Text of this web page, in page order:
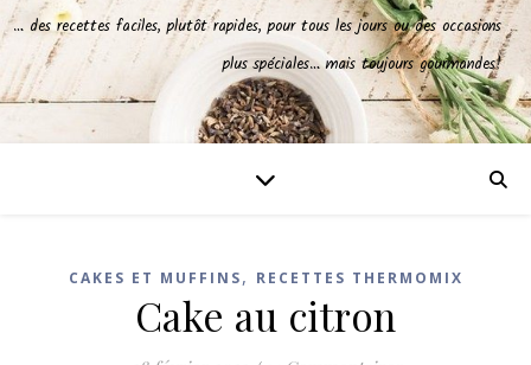
… des recettes faciles, plutôt rapides, pour tous les jours ou des occasions
plus spéciales… mais toujours gourmandes!
CAKES ET MUFFINS, RECETTES THERMOMIX
Cake au citron